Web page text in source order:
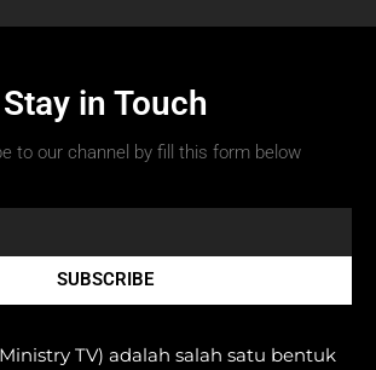
Stay in Touch
to our channel by fill this form below
SUBSCRIBE
TV) adalah salah satu bentuk